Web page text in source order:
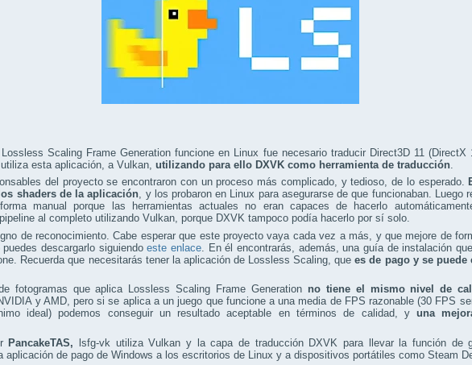
Scaling Frame Generation funcione en Linux fue necesario traducir Direct3D 11 (DirectX
esta aplicación, a Vulkan, utilizando para ello DXVK como herramienta de traducción
del proyecto se encontraron con un proceso más complicado, y tedioso, de lo esperado.
shaders de la aplicación, y los probaron en Linux para asegurarse de que funcionaban. Luego
manual porque las herramientas actuales no eran capaces de hacerlo
al completo utilizando Vulkan, porque DXVK tampoco podía hacerlo por sí solo.
de reconocimiento. Cabe esperar que este proyecto vaya cada vez a más, y que mejore de
puedes descargarlo siguiendoeste enlace . En él encontrarás, además, una guía de instalación
Recuerda que necesitarás tener la aplicación de Lossless Scaling, quees de pago y se puede
fotogramas que aplica Lossless Scaling Frame Generation no tiene el mismo nivel de
y AMD, pero si se aplica a un juego que funcione a una media de FPS razonable (30 FPS
ideal) podemos conseguir un resultado aceptable en términos de calidad, yuna
PancakeTAS, lsfg-vk utiliza Vulkan y la capa de traducción DXVK para llevar la función de
aplicación de pago de Windows a los escritorios de Linux y a dispositivos portátiles como Steam